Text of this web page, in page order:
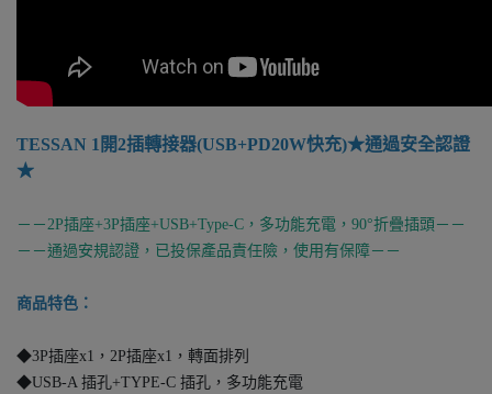
TESSAN 1開2插轉接器(USB+PD20W快充)★通過安全認證
★
－－2P插座+3P插座+USB+Type-C，多功能充電，90°折疊插頭－－
－－通過安規認證，已投保產品責任險，使用有保障－－
商品特色：
◆3P插座x1，2P插座x1，轉面排列
◆USB-A 插孔+TYPE-C 插孔，多功能充電